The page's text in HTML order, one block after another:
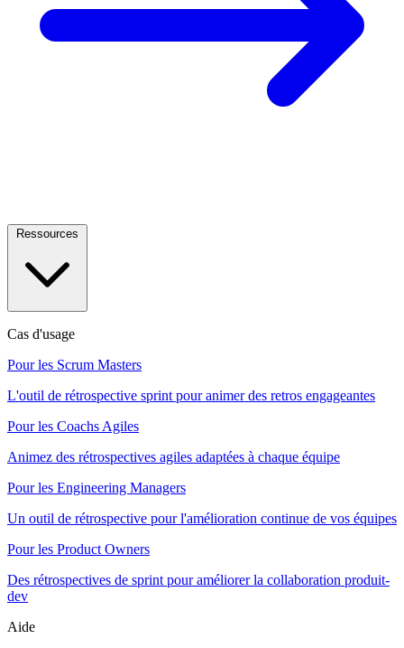
Cas d'usage
Pour les Scrum Masters
L'outil de rétrospective sprint pour animer des retros engageantes
Pour les Coachs Agiles
Animez des rétrospectives agiles adaptées à chaque équipe
Pour les Engineering Managers
Un outil de rétrospective pour l'amélioration continue de vos équipes
Pour les Product Owners
Des rétrospectives de sprint pour améliorer la collaboration produit-
dev
Aide